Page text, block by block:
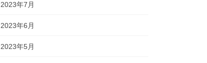
2023年7月
2023年6月
2023年5月